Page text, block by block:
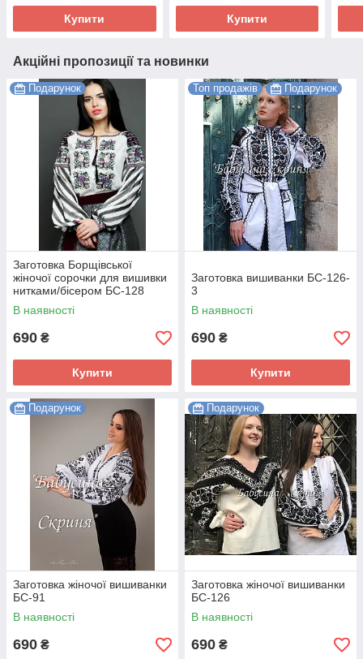
Купити Купити
Акційні пропозиції та новинки
Подарунок
Заготовка Борщівської
жіночої сорочки для вишивки
нитками/бісером БС-128
В наявності
690 ₴
Купити
Топ продажів Подарунок
Заготовка вишиванки БС-126-
3
В наявності
690 ₴
Купити
Подарунок
Заготовка жіночої вишиванки
БС-91
В наявності
690 ₴
Подарунок
Заготовка жіночої вишиванки
БС-126
В наявності
690 ₴